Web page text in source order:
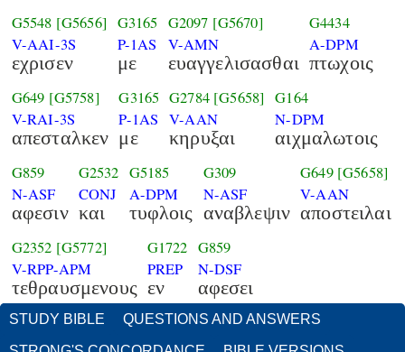
G5548 [G5656]
V-AAI-3S
εχρισεν
G3165
P-1AS
με
G2097 [G5670]
V-AMN
ευαγγελισασθαι
G4434
A-DPM
πτωχοις
G649 [G5758]
V-RAI-3S
απεσταλκεν
G3165
P-1AS
με
G2784 [G5658]
V-AAN
κηρυξαι
G164
N-DPM
αιχμαλωτοις
G859
N-ASF
αφεσιν
G2532
CONJ
και
G5185
A-DPM
τυφλοις
G309
N-ASF
αναβλεψιν
G649 [G5658]
V-AAN
αποστειλαι
G2352 [G5772]
V-RPP-APM
τεθραυσμενους
G1722
PREP
εν
G859
N-DSF
αφεσει
STUDY BIBLE QUESTIONS AND ANSWERS